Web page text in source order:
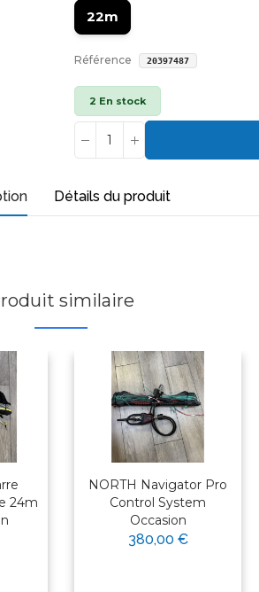
22m
Référence 20397487
2 En stock
Détails du produit
similaire
24m
NORTH Navigator Pro
Control System
Occasion
380,00 €